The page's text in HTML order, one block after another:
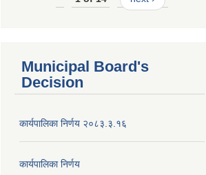
Municipal Board's
Decision
कार्यपालिका निर्णय २०८३.३.१६
कार्यपालिका निर्णय